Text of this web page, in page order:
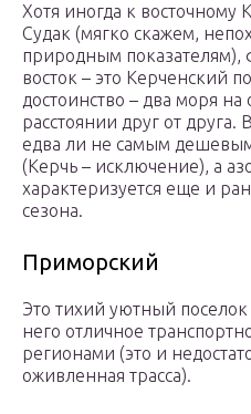
Хотя иногда к
Судак (мягко скажем,
природным показателям),
восток – это Керченский
достоинство – два моря
расстоянии друг от друга.
едва ли не самым
(Керчь – исключение), а
характеризуется еще и
сезона.
Приморский
Это тихий уютный
него отличное
регионами (это и
оживленная трасса).